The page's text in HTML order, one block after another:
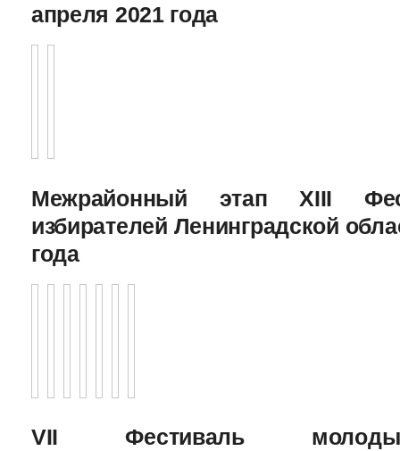
апреля 2021 года
Межрайонный этап XIII
избирателей Ленинградской
года
VII Фестиваль